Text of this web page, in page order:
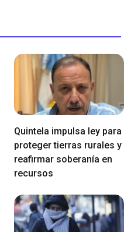
Quintela impulsa ley para
proteger tierras rurales y
reafirmar soberanía en
recursos